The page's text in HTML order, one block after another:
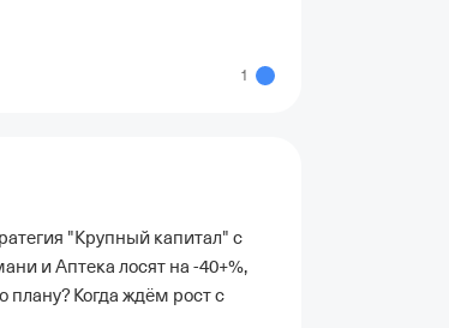
1
"Крупный капитал" с
и Аптека лосят на -40+%,
плану? Когда ждём рост с